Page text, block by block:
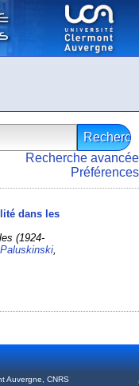
Recherche avancée
Préférences
dans les
(1924-
Paluskinski
Auvergne, CNRS